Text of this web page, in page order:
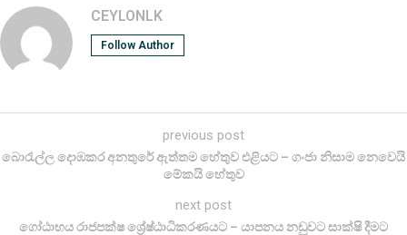
CEYLONLK
Follow Author
previous post
බොරැල්ල දොඹකර අනතුරේ ඇත්තම හේතුව එළියට – ගංජා නිසාම නෙවෙයි
මේකයි හේතුව
next post
ගෝඨාභය රාජපක්ෂ ශ්‍රේෂ්ඨාධිකරණයට – යාපනය නඩුවට සාක්ෂි දීමට